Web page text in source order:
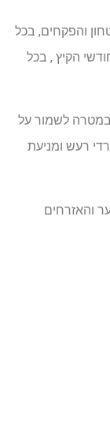
והפקחים, בכל
הקיץ , בכל
לשמור על
רעש ומניעת
בני הנוער והאזרחים